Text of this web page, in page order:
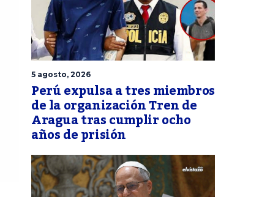
5 agosto, 2026
Perú expulsa a tres miembros
de la organización Tren de
Aragua tras cumplir ocho
años de prisión